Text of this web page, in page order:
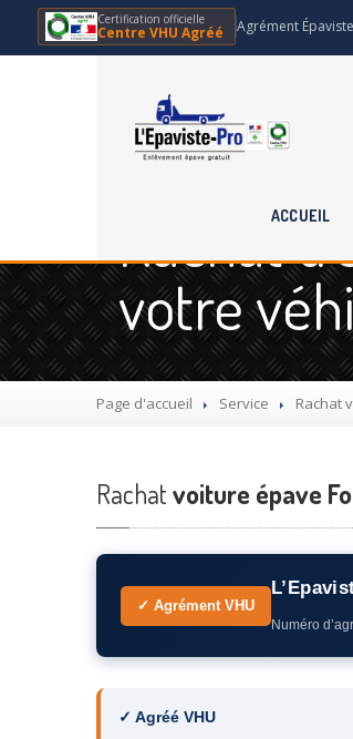
Certification officielle
Centre VHU Agréé Agrément
ACCUEIL
Rachat
votre
Page d'accueil Service Rachat
Rachatvoiture épave
✓ Agrément VHU
Numéro
✓ Agréé VHU